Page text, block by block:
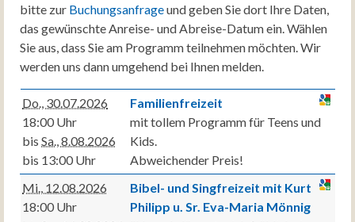
bitte zur Buchungsanfrageund geben Sie dort Ihre Daten,
das gewünschte Anreise- und Abreise-Datum ein. Wählen
Sie aus, dass Sie am Programm teilnehmen möchten. Wir
werden uns dann umgehend bei Ihnen melden.
Do., 30.07.2026
18:00 Uhr
bis Sa., 8.08.2026
bis 13:00 Uhr
Familienfreizeit
mit tollem Programm für Teens und
Kids.
Abweichender Preis!
Mi., 12.08.2026
18:00 Uhr
Bibel- und Singfreizeit mit Kurt
Philipp u. Sr. Eva-Maria Mönnig